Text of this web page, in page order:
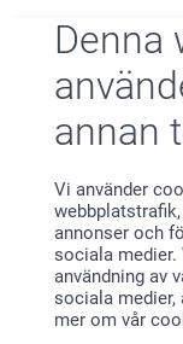
Denna
annan
Vi använder
annonser och
sociala
användning av
sociala medier,
mer om vår
Pernilla
Visa reaktioner
09:58
Stort tack
nöjd med
Vi önskar
Varma
Kirsi
Väggkalender
6 varianter